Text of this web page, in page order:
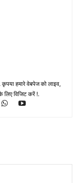
हमारे वेबपेज को लाइव,
लिए विजिट करें !.